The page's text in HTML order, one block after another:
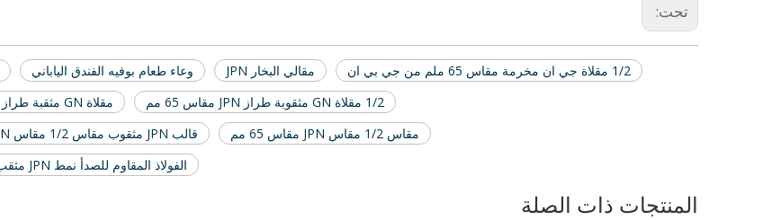
تحت:
وعاء طعام بوفيه الفندق الياباني مقالي البخار JPN
1/2 مقلاة جي ان مخرمة مقاس 65 ملم من جي بي ان
مقلاة GN مثقبة طراز JPN مقاس 1/2
1/2 مقلاة GN مثقوبة طراز JPN مقاس 65 مم
قالب JPN مثقوب مقاس 1/2 مقاس GN مقاس 65 مم
مقاس 1/2 مقاس JPN مقاس 65 مم
الفولاذ المقاوم للصدأ نمط JPN مثقب GN عموم 1/2
المنتجات ذات الصلة